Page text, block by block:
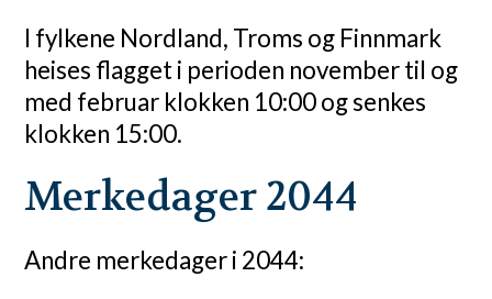
I fylkene Nordland, Troms og Finnmark
heises flagget i perioden november til og
med februar klokken 10:00 og senkes
klokken 15:00.
Merkedager 2044
Andre merkedager i 2044: